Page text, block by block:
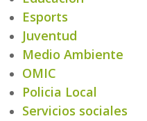
Esports
Juventud
Medio Ambiente
OMIC
Policia Local
Servicios sociales